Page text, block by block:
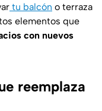
tu balcón o terraza
elementos que
con nuevos
reemplaza